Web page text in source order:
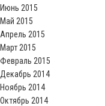
Июнь 2015
Май 2015
Апрель 2015
Март 2015
Февраль 2015
Декабрь 2014
Ноябрь 2014
Октябрь 2014